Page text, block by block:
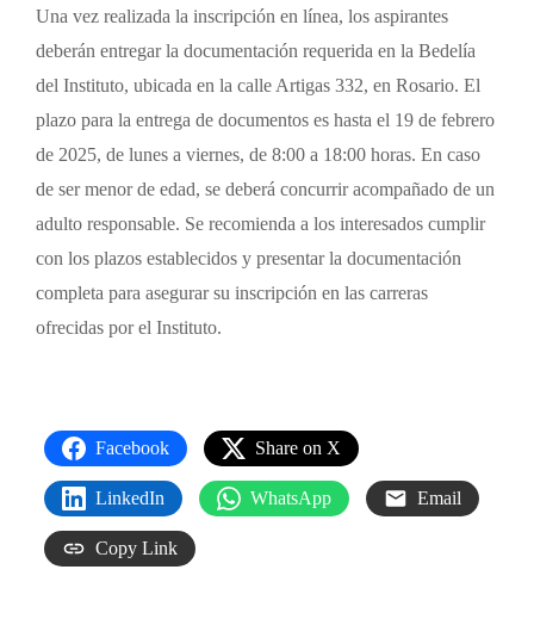
Una vez realizada la inscripción en línea, los aspirantes
deberán entregar la documentación requerida en la Bedelía
del Instituto, ubicada en la calle Artigas 332, en Rosario. El
plazo para la entrega de documentos es hasta el 19 de febrero
de 2025, de lunes a viernes, de 8:00 a 18:00 horas. En caso
de ser menor de edad, se deberá concurrir acompañado de un
adulto responsable. Se recomienda a los interesados cumplir
con los plazos establecidos y presentar la documentación
completa para asegurar su inscripción en las carreras
ofrecidas por el Instituto.
Facebook Share on X
LinkedIn WhatsApp Email
Copy Link